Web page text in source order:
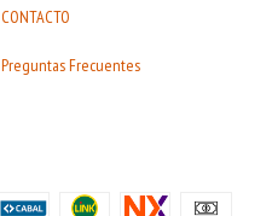
CONTACTO
Preguntas Frecuentes